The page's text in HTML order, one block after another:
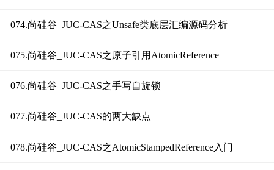
074.尚硅谷_JUC-CAS之Unsafe类底层汇编源码分析
075.尚硅谷_JUC-CAS之原子引用AtomicReference
076.尚硅谷_JUC-CAS之手写自旋锁
077.尚硅谷_JUC-CAS的两大缺点
078.尚硅谷_JUC-CAS之AtomicStampedReference入门